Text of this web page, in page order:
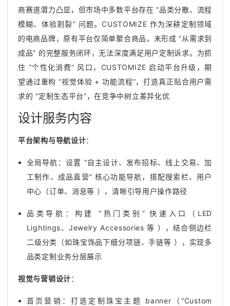
商赛道潜力凸显，但市场中多数平台存在 “品类分散、流程
模糊、体验割裂” 问题。CUSTOMIZE 作为深耕定制领域
的电商品牌，原有平台仅简单聚合商品，未形成 “从需求到
成品” 的完整服务闭环，无法深度满足用户定制诉求。为抓
住 “个性化消费” 风口，CUSTOMIZE 启动平台升级，期
望通过重构 “视觉体验 + 功能流程”，打造真正贴合用户需
求的 “定制生态平台”，在竞争中树立差异化优
设计服务内容
平台架构与导航设计：
全局导航：设置 “自主设计、发布招标、线上交易、加
工制作、成品直营” 核心功能导航，搭配搜索栏、用户
中心（订单、消息等 ），清晰引导用户操作路径
品类导航：构建 “热门类别” 快速入口（LED
Lightings、Jewelry Accessories 等 ），结合侧边栏
二级分类（如珠宝饰品下细分项链、手链等 ），实现多
品类定制业务分层展示
视觉与营销设计：
首页营销：打造定制珠宝主题 banner（“Custom